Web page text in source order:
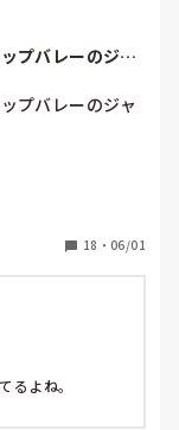
機して貰えば
1時間を夜勤ナー
ダーが「自転車
るのは危ないか
プバレーのジャ
プバレーのジャ
を着て介助しよ
介助をしている
しょ？去年のバ
が応援してて、グ
た)あなたジャニ
？」と聞かれ、
ー3人の名前を言
前がでてけぇへ
くんと二宮くん
18 ・ 06/01
るよね。